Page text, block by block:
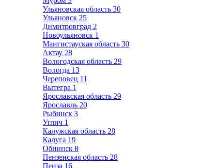
Ульяновская область 30
Ульяновск 25
Димитровград 2
Новоульяновск 1
Мангистауская область 30
Актау 28
Вологодская область 29
Вологда 13
Череповец 11
Вытегра 1
Ярославская область 29
Ярославль 20
Рыбинск 3
Углич 1
Калужская область 28
Калуга 19
Обнинск 8
Пензенская область 28
Пенза 16